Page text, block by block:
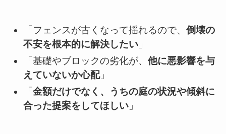
「フェンスが古くなって揺れるので、倒壊の
不安を根本的に解決したい 」
「基礎やブロックの劣化が、他に悪影響を与
えていないか心配」
「金額だけでなく、うちの庭の状況や傾斜に
合った提案をしてほしい 」